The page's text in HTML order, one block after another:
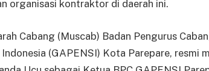
organisasi kontraktor di daerah ini.
Cabang (Muscab) Badan Pengurus
(GAPENSI) Kota Parepare, resmi